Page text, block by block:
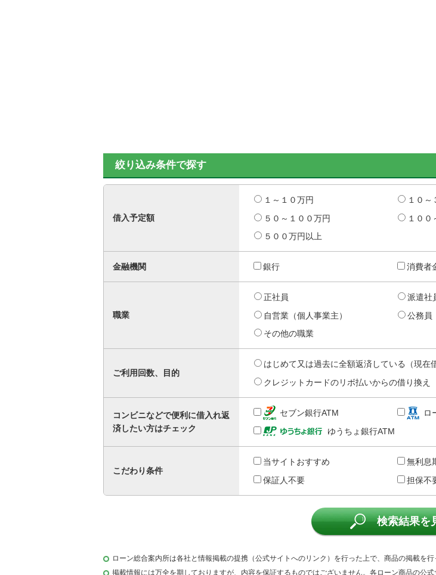
絞り込み条件で探す
借入予定額
１～１０万円 １０～
５０～１００万円
１００
５００万円以上
金融機関 銀行 消費者
職業
正社員 派遣社
自営業（個人事業主）
公務員
その他の職業
ご利用回数、目的
はじめて又は過去に全額返済している（現在
クレジットカードのリボ払いからの借り換え
コンビニなどで便利に借入れ返
済したい方はチェック
セブン銀行ATM ロ
ゆうちょ銀行ATM
こだわり条件
当サイトおすすめ 無利息
保証人不要
担保不
検索結果を
ローン総合案内所は各社と情報掲載の提携（公式サイトへのリンク）を行った上で、商品の掲載を行
掲載情報には万全を期しておりますが、内容を保証するものではございません。各ローン商品の公